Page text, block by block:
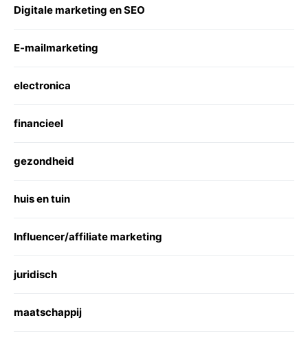
Digitale marketing en SEO
E-mailmarketing
electronica
financieel
gezondheid
huis en tuin
Influencer/affiliate marketing
juridisch
maatschappij